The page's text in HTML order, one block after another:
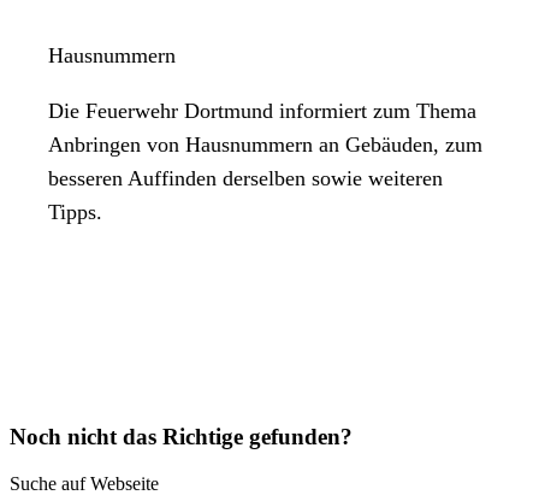
Hausnummern
Die Feuerwehr Dortmund informiert zum Thema
Anbringen von Hausnummern an Gebäuden, zum
besseren Auffinden derselben sowie weiteren
Tipps.
Noch nicht das Richtige gefunden?
Suche auf Webseite